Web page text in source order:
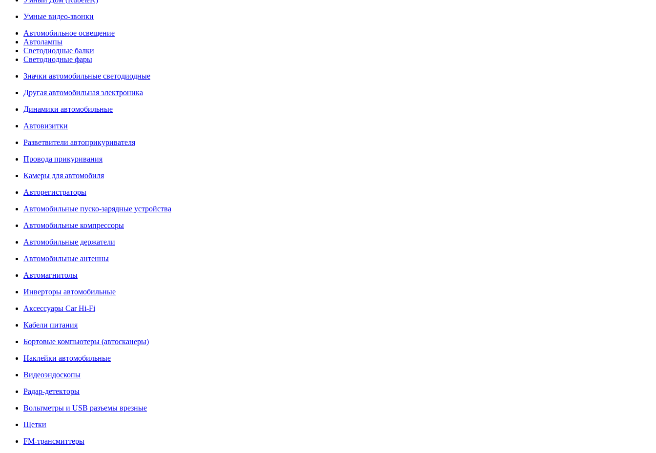
Умные видео-звонки
Автомобильное освещение
Автолампы
Светодиодные балки
Светодиодные фары
Значки автомобильные светодиодные
Другая автомобильная электроника
Динамики автомобильные
Автовизитки
Разветвители автоприкуривателя
Провода прикуривания
Камеры для автомобиля
Авторегистраторы
Автомобильные пуско-зарядные устройства
Автомобильные компрессоры
Автомобильные держатели
Автомобильные антенны
Автомагнитолы
Инверторы автомобильные
Аксессуары Car Hi-Fi
Кабели питания
Бортовые компьютеры (автосканеры)
Наклейки автомобильные
Видеоэндоскопы
Радар-детекторы
Вольтметры и USB разъемы врезные
Щетки
FM-трансмиттеры